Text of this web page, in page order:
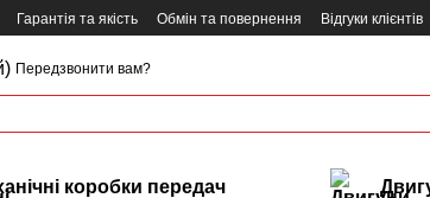
Гарантія та якість Обмін та повернення Відгуки клієнтів
Передзвонити вам?
коробки передач